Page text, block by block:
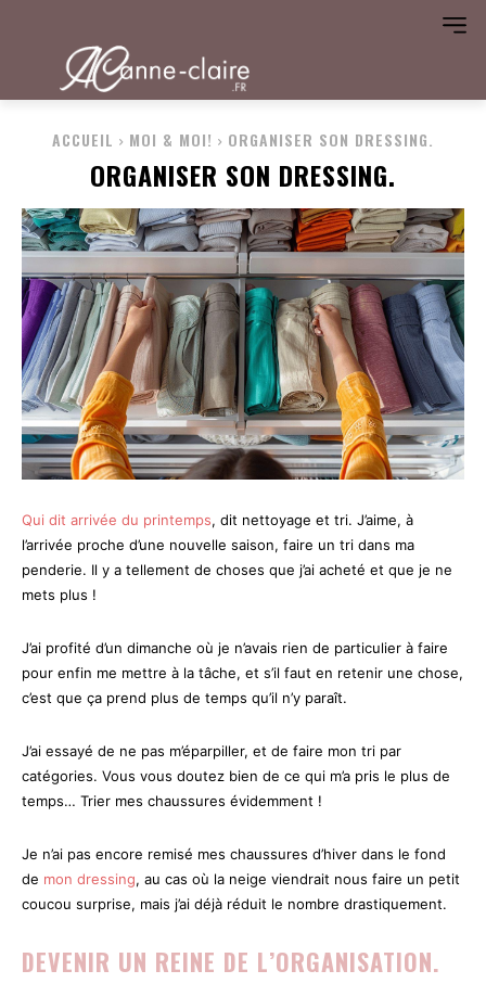
ACCUEIL MOI & MOI! ORGANISER SON DRESSING.
ORGANISER SON DRESSING.
Qui dit arrivée du printemps, dit nettoyage et tri. J’aime, à
l’arrivée proche d’une nouvelle saison, faire un tri dans ma
penderie. Il y a tellement de choses que j’ai acheté et que je ne
mets plus !
J’ai profité d’un dimanche où je n’avais rien de particulier à faire
pour enfin me mettre à la tâche, et s’il faut en retenir une chose,
c’est que ça prend plus de temps qu’il n’y paraît.
J’ai essayé de ne pas m’éparpiller, et de faire mon tri par
catégories. Vous vous doutez bien de ce qui m’a pris le plus de
temps… Trier mes chaussures évidemment !
Je n’ai pas encore remisé mes chaussures d’hiver dans le fond
de mon dressing, au cas où la neige viendrait nous faire un petit
coucou surprise, mais j’ai déjà réduit le nombre drastiquement.
DEVENIR UN REINE DE L’ORGANISATION.